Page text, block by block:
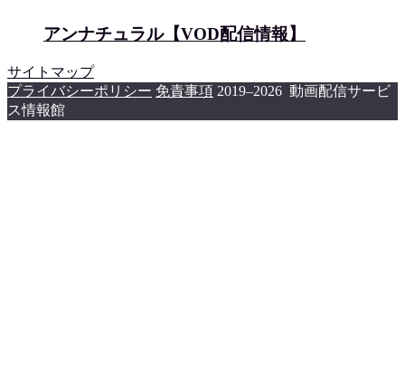
アンナチュラル【VOD配信情報】
サイトマップ
プライバシーポリシー 免責事項 2019–2026 動画配信サービ
ス情報館